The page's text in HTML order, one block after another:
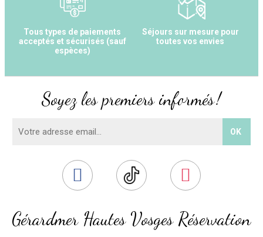
Tous types de paiements
acceptés et sécurisés (sauf
espèces)
Séjours sur mesure pour
toutes vos envies
Gérardmer Hautes Vosges Réservation
Soyez les premiers informés !